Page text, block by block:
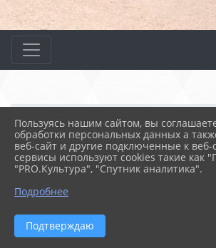
Главная МЕРОПРИЯТИЯ
«Диалоги с героями»
09.12.2022 12:53
Пользуясь нашим сайтом, вы
обработки персональных данных а
веб-сайт и другие подключенные к веб-
сервисы используют cookies такие как
"PRO.Культура", "Спутник аналитика".
Подробнее
Подтверждаю